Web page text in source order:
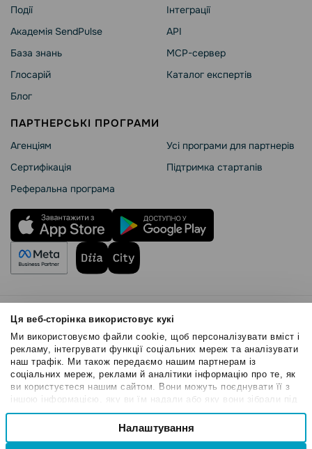
Ця веб-сторінка використовує кукі
Ми використовуємо файли cookie, щоб персоналізувати вміст і
рекламу, інтегрувати функції соціальних мереж та аналізувати
наш трафік. Ми також передаємо нашим партнерам із
соціальних мереж, реклами й аналітики інформацію про те, як
ви користуєтеся нашим сайтом. Вони можуть поєднувати її з
іншою інформацією, яку ви їм надали або яку вони зібрали під
час вашого користування їхніми службами.
Вибір
Налаштування
Події
Академія SendPulse
База знань
Глосарій
Блог
Інтеграції
API
MCP-сервер
Каталог експертів
ПАРТНЕРСЬКІ ПРОГРАМИ
Агенціям
Сертифікація
Реферальна програма
Усі програми для партнерів
Підтримка стартапів
Правила користування
Політика Cookies
Безпека SendPulse
Політика конфіденційності
© 2015 - 2026. ТОВ «СендПульс». Всі права захищені